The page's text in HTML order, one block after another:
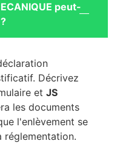
peut-
Décrivez
et JS
les documents
l'enlèvement se
réglementation.